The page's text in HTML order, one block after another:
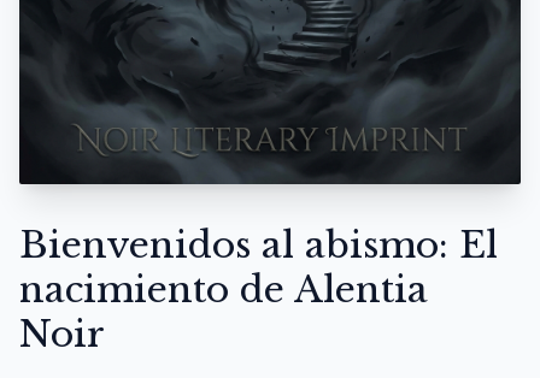
Bienvenidos al abismo: El
nacimiento de Alentia
Noir